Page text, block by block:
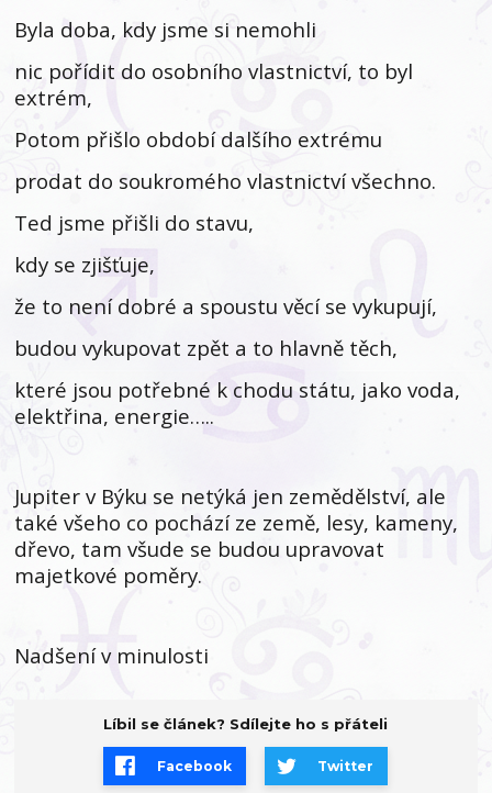
Byla doba, kdy jsme si nemohli
nic pořídit do osobního vlastnictví, to byl
extrém,
Potom přišlo období dalšího extrému
prodat do soukromého vlastnictví všechno.
Ted jsme přišli do stavu,
kdy se zjišťuje,
že to není dobré a spoustu věcí se vykupují,
budou vykupovat zpět a to hlavně těch,
které jsou potřebné k chodu státu, jako voda,
elektřina, energie…..
Jupiter v Býku se netýká jen zemědělství, ale
také všeho co pochází ze země, lesy, kameny,
dřevo, tam všude se budou upravovat
majetkové poměry.
Nadšení v minulosti
Líbil se článek? Sdílejte ho s přáteli
Facebook Twitter